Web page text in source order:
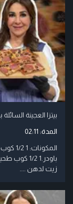
بيتزا العجينة
المدة: 02:11
زيت لدهن ....